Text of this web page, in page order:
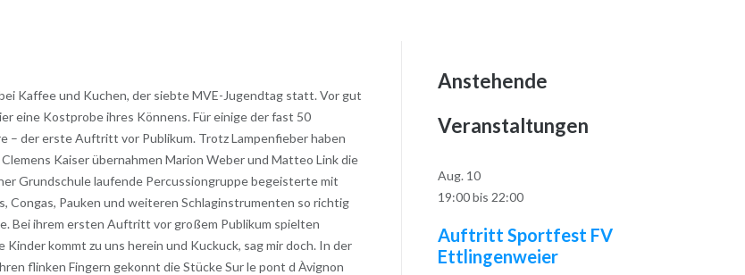
Kaffee und Kuchen, der siebte MVE-Jugendtag statt. Vor gut
eine Kostprobe ihres Könnens. Für einige der fast 50
– der erste Auftritt vor Publikum. Trotz Lampenfieber haben
Kaiser übernahmen Marion Weber und Matteo Link die
Grundschule laufende Percussiongruppe begeisterte mit
Congas, Pauken und weiteren Schlaginstrumenten so richtig
Bei ihrem ersten Auftritt vor großem Publikum spielten
kommt zu uns herein und Kuckuck, sag mir doch. In der
flinken Fingern gekonnt die Stücke Sur le pont d Àvignon
Anstehende
Veranstaltungen
Aug. 10
19:00bis 22:00
Auftritt Sportfest FV
Ettlingenweier